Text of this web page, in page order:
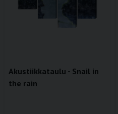
Akustiikkataulu - Snail in
the rain